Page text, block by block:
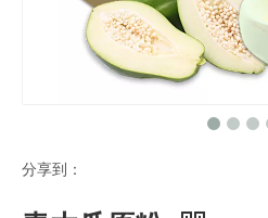
分享到：